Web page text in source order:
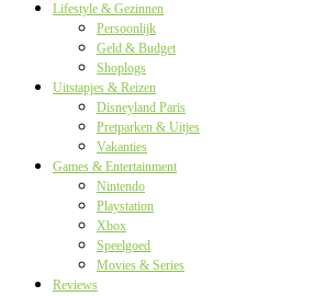
Lifestyle & Gezinnen
Persoonlijk
Geld & Budget
Shoplogs
Uitstapjes & Reizen
Disneyland Paris
Pretparken & Uitjes
Vakanties
Games & Entertainment
Nintendo
Playstation
Xbox
Speelgoed
Movies & Series
Reviews